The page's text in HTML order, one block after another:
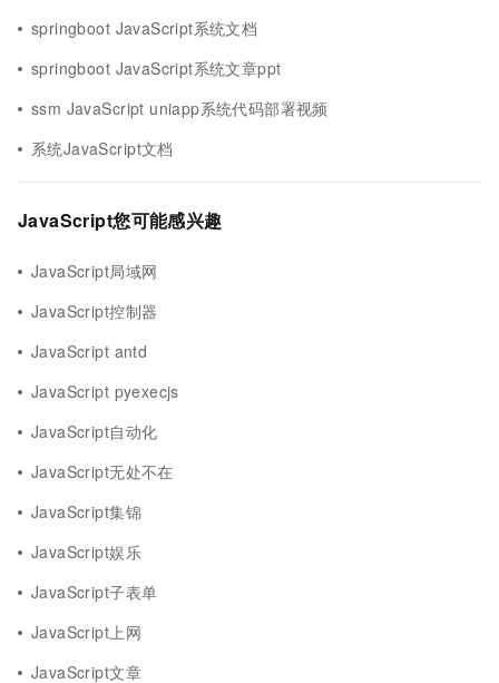
springboot JavaScript系统文档
springboot JavaScript系统文章ppt
ssm JavaScript uniapp系统代码部署视频
系统JavaScript文档
JavaScript您可能感兴趣
JavaScript局域网
JavaScript控制器
JavaScript antd
JavaScript pyexecjs
JavaScript自动化
JavaScript无处不在
JavaScript集锦
JavaScript娱乐
JavaScript子表单
JavaScript上网
JavaScript文章